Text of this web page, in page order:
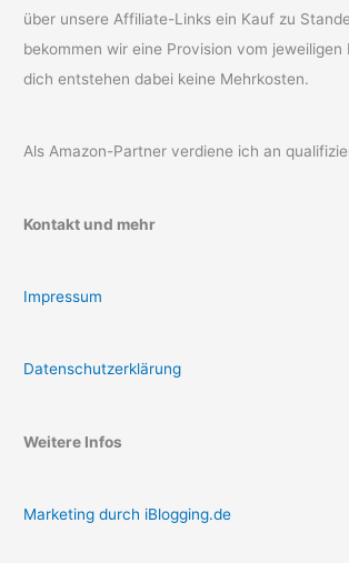
über unsere Affiliate-Links ein Kauf zu
bekommen wir eine Provision vom jeweiligen
dich entstehen dabei keine Mehrkosten.
Als Amazon-Partner verdiene ich an
Kontakt und mehr
Impressum
Datenschutzerklärung
Weitere Infos
Marketing durch iBlogging.de